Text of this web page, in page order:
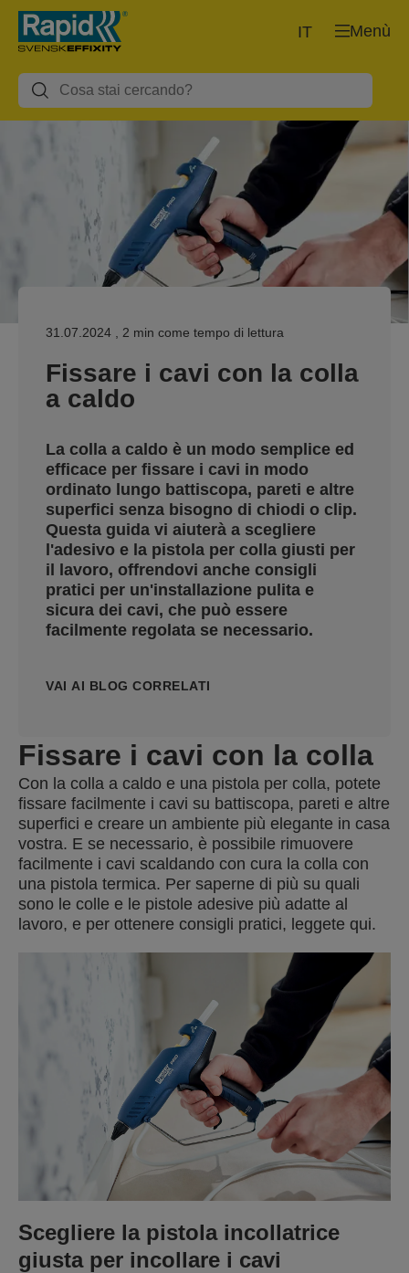
Menù
IT
31.07.2024 , 2 min come tempo di lettura
Fissare i cavi con la colla
a caldo
La colla a caldo è un modo semplice ed
efficace per fissare i cavi in modo
ordinato lungo battiscopa, pareti e altre
superfici senza bisogno di chiodi o clip.
Questa guida vi aiuterà a scegliere
l'adesivo e la pistola per colla giusti per
il lavoro, offrendovi anche consigli
pratici per un'installazione pulita e
sicura dei cavi, che può essere
facilmente regolata se necessario.
VAI AI BLOG CORRELATI
Fissare i cavi con la colla
Con la colla a caldo e una pistola per colla, potete
fissare facilmente i cavi su battiscopa, pareti e altre
superfici e creare un ambiente più elegante in casa
vostra. E se necessario, è possibile rimuovere
facilmente i cavi scaldando con cura la colla con
una pistola termica. Per saperne di più su quali
sono le colle e le pistole adesive più adatte al
lavoro, e per ottenere consigli pratici, leggete qui.
Scegliere la pistola incollatrice
giusta per incollare i cavi